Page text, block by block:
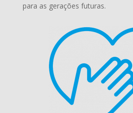
para as gerações futuras.